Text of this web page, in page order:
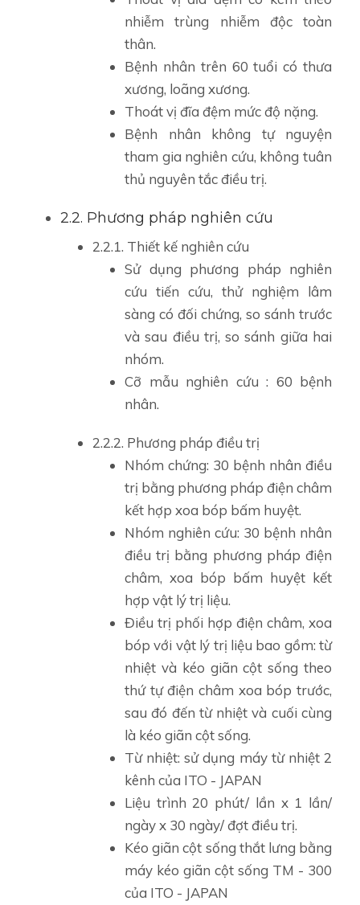
nhiễm trùng nhiễm độc toàn
thân.
Bệnh nhân trên 60 tuổi có thưa
xương, loãng xương.
Thoát vị đĩa đệm mức độ nặng.
Bệnh nhân không tự nguyện
tham gia nghiên cứu, không tuân
thủ nguyên tắc điều trị.
2.2. Phương pháp nghiên cứu
2.2.1. Thiết kế nghiên cứu
Sử dụng phương pháp nghiên
cứu tiến cứu, thử nghiệm lâm
sàng có đối chứng, so sánh trước
và sau điều trị, so sánh giữa hai
nhóm.
Cỡ mẫu nghiên cứu : 60 bệnh
nhân.
2.2.2. Phương pháp điều trị
Nhóm chứng: 30 bệnh nhân điều
trị bằng phương pháp điện châm
kết hợp xoa bóp bấm huyệt.
Nhóm nghiên cứu: 30 bệnh nhân
điều trị bằng phương pháp điện
châm, xoa bóp bấm huyệt kết
hợp vật lý trị liệu.
Điều trị phối hợp điện châm, xoa
bóp với vật lý trị liệu bao gồm: từ
nhiệt và kéo giãn cột sống theo
thứ tự điện châm xoa bóp trước,
sau đó đến từ nhiệt và cuối cùng
là kéo giãn cột sống.
Từ nhiệt: sử dụng máy từ nhiệt 2
kênh của ITO - JAPAN
Liệu trình 20 phút/ lần x 1 lần/
ngày x 30 ngày/ đợt điều trị.
Kéo giãn cột sống thắt lưng bằng
máy kéo giãn cột sống TM - 300
của ITO - JAPAN